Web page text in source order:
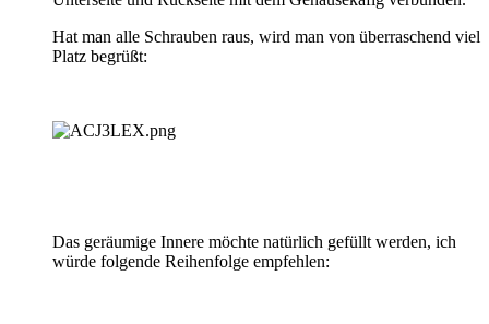
Hat man alle Schrauben raus, wird man von überraschend viel
Platz begrüßt:
Das geräumige Innere möchte natürlich gefüllt werden, ich
würde folgende Reihenfolge empfehlen: